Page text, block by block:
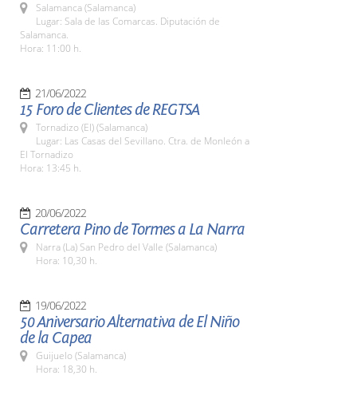
Salamanca (Salamanca)
Lugar: Sala de las Comarcas. Diputación de
Salamanca.
Hora: 11:00 h.
21/06/2022
15 Foro de Clientes de REGTSA
Tornadizo (El) (Salamanca)
Lugar: Las Casas del Sevillano. Ctra. de Monleón a
El Tornadizo
Hora: 13:45 h.
20/06/2022
Carretera Pino de Tormes a La Narra
Narra (La) San Pedro del Valle (Salamanca)
Hora: 10,30 h.
19/06/2022
50 Aniversario Alternativa de El Niño
de la Capea
Guijuelo (Salamanca)
Hora: 18,30 h.